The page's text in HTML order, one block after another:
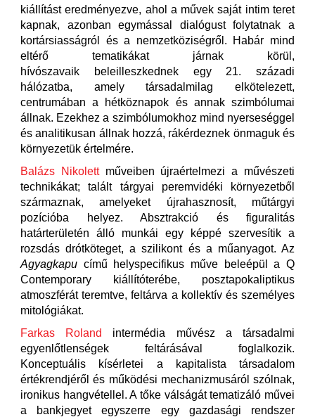
kiállítást eredményezve, ahol a művek saját intim teret
kapnak, azonban egymással dialógust folytatnak a
kortársiasságról és a nemzetköziségről. Habár mind
eltérő tematikákat járnak körül,
hívószavaik beleilleszkednek egy 21. századi
hálózatba, amely társadalmilag elkötelezett,
centrumában a hétköznapok és annak szimbólumai
állnak. Ezekhez a szimbólumokhoz mind nyerseséggel
és analitikusan állnak hozzá, rákérdeznek önmaguk és
környezetük értelmére.
Balázs Nikolettműveiben újraértelmezi a művészeti
technikákat; talált tárgyai peremvidéki környezetből
származnak, amelyeket újrahasznosít, műtárgyi
pozícióba helyez. Absztrakció és figuralitás
határterületén álló munkái egy képpé szervesítik a
rozsdás drótköteget, a szilikont és a műanyagot. Az
Agyagkapu című helyspecifikus műve beleépül a Q
Contemporary kiállítóterébe, posztapokaliptikus
atmoszférát teremtve, feltárva a kollektív és személyes
mitológiákat.
Farkas Roland
intermédia művész a társadalmi
egyenlőtlenségek feltárásával foglalkozik.
Konceptuális kísérletei a kapitalista társadalom
értékrendjéről és működési mechanizmusáról szólnak,
ironikus hangvétellel. A tőke válságát tematizáló művei
a bankjegyet egyszerre egy gazdasági rendszer